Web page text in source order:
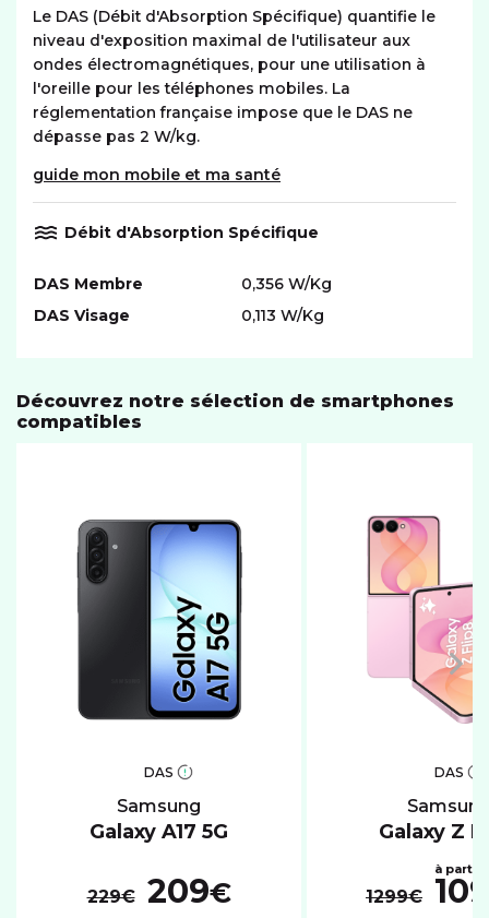
Le DAS (Débit d'Absorption Spécifique) quantifie le
niveau d'exposition maximal de l'utilisateur aux
ondes électromagnétiques, pour une utilisation à
l'oreille pour les téléphones mobiles. La
réglementation française impose que le DAS ne
dépasse pas 2 W/kg.
guide mon mobile et ma santé
Débit d'Absorption Spécifique
DAS Membre
0,356 W/Kg
DAS Visage
0,113 W/Kg
Découvrez notre sélection de smartphones
compatibles
DAS
samsung
Galaxy A17 5G
229€ 209€
DAS
Galaxy Z
1299€